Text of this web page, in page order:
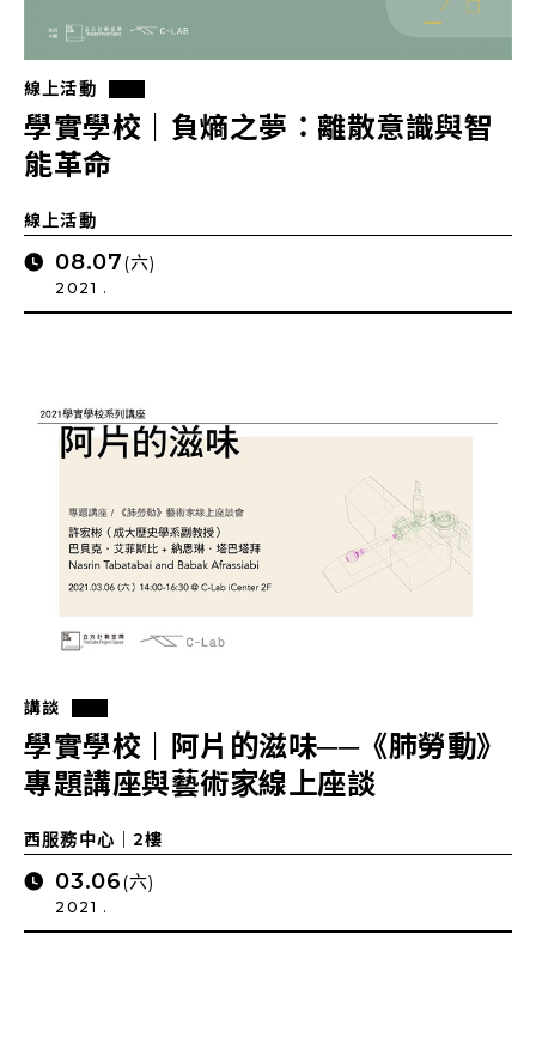
線上活動
學實學校｜負熵之夢：離散意識與智
能革命
線上活動
08.07(六)
2021 .
講談
學實學校｜阿片的滋味──《肺勞動》
專題講座與藝術家線上座談
西服務中心｜2樓
03.06(六)
2021 .